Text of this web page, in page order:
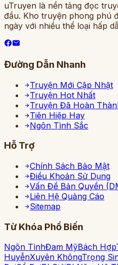
uTruyen là nền tảng đọc
đầu. Kho truyện phong phú
ngày với nhiều thể loại hấp
Đường Dẫn Nhanh
Truyện Mới Cập Nhật
Truyện Hot Nhất
Truyện Đã Hoàn
Tiên Hiệp Hay
Ngôn Tình Sắc
Hỗ Trợ
Chính Sách Bảo Mật
Điều Khoản Sử Dụng
Vấn Đề Bản Quyền
Liên Hệ Quảng Cáo
Sitemap
Từ Khóa Phổ Biến
Ngôn TìnhĐam MỹBách Hợp
HuyễnXuyên KhôngTrọng